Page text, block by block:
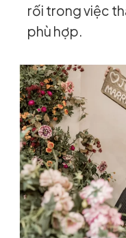
rối trong việc
phù hợp.